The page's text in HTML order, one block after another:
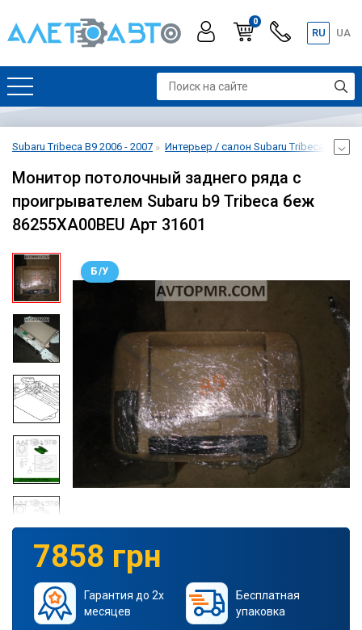
0
RU UA
Subaru Tribeca B9 2006 - 2007 Интерьер / салон Subaru Tribeca B9
Монитор потолочный заднего ряда с
проигрывателем Subaru b9 Tribeca беж
86255XA00BEU Арт 31601
Б/У
7858 грн
Гарантия до 2х
месяцев
Бесплатная
упаковка